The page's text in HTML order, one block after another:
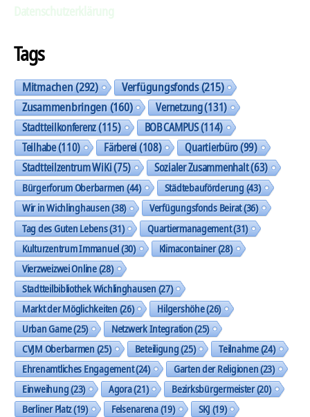
Tags
Mitmachen(292) Verfügungsfonds(215)
Zusammenbringen(160) Vernetzung(131)
Stadtteilkonferenz(115) BOB CAMPUS(114)
Teilhabe(110) Färberei(108) Quartierbüro(99)
Stadtteilzentrum WiKi(75) Sozialer Zusammenhalt(63)
Bürgerforum Oberbarmen(44) Städtebauförderung(43)
Wir in Wichlinghausen(38) Verfügungsfonds Beirat(36)
Tag des Guten Lebens(31) Quartiermanagement(31)
Kulturzentrum Immanuel(30) Klimacontainer(28)
Vierzweizwei Online(28)
Stadtteilbibliothek Wichlinghausen(27)
Markt der Möglichkeiten(26) Hilgershöhe(26)
Urban Game(25) Netzwerk Integration(25)
CVJM Oberbarmen(25) Beteiligung(25) Teilnahme(24)
Ehrenamtliches Engagement(24) Garten der Religionen(23)
Einweihung(23) Agora(21) Bezirksbürgermeister(20)
Berliner Platz(19) Felsenarena(19) SKJ(19)